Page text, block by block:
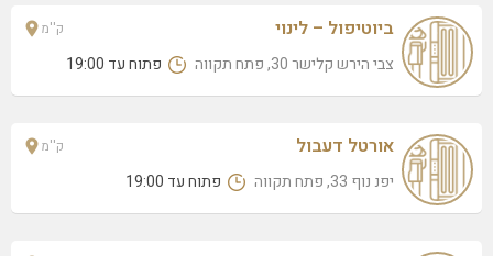
ביוטיפול – לינוי
צבי הירש קלישר 30, פתח תקווה פתוח עד 19:00
ק''מ
אורטל דעבול
יפנ נוף 33, פתח תקווה פתוח עד 19:00
ק''מ